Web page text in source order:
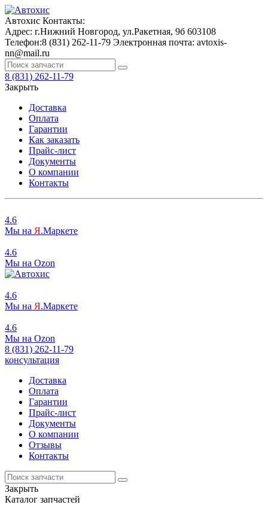
Автохис Контакты:
Адрес: г.Нижний Новгород, ул.Ракетная, 9б 603108
Телефон:8 (831) 262-11-79 Электронная почта: avtoxis-
nn@mail.ru
8 (831) 262-11-79
Закрыть
Доставка
Оплата
Гарантии
Как заказать
Прайс-лист
Документы
О компании
Контакты
4.6
Мы на Я.Маркете
4.6
Мы на Ozon
4.6
Мы на Я.Маркете
4.6
Мы на Ozon
8 (831) 262-11-79
консультация
Доставка
Оплата
Гарантии
Прайс-лист
Документы
О компании
Отзывы
Контакты
Закрыть
Каталог запчастей